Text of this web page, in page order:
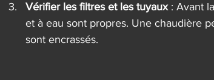
Vérifier les filtres et les tuyaux : Avant
et à eau sont propres. Une chaudière
sont encrassés.